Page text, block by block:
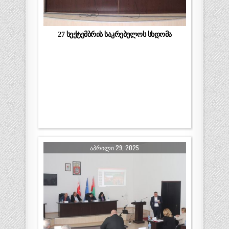
27 სექტემბრის საკრებულოს სხდომა
ᲐᲞᲠᲘᲚᲘ 29, 2025